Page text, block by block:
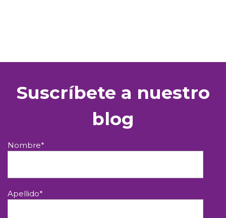
Suscríbete a nuestro
blog
Nombre*
Apellido*